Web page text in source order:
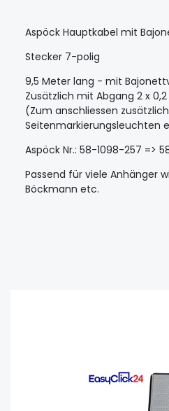
Aspöck Hauptkabel mit
Stecker 7-polig
9,5 Meter lang - mit
Zusätzlich mit Abgang 2 x
(Zum anschliessen
Seitenmarkierungsleuchten
Aspöck Nr.: 58-1098-257 =>
Passend für viele Anhänger
Böckmann etc.